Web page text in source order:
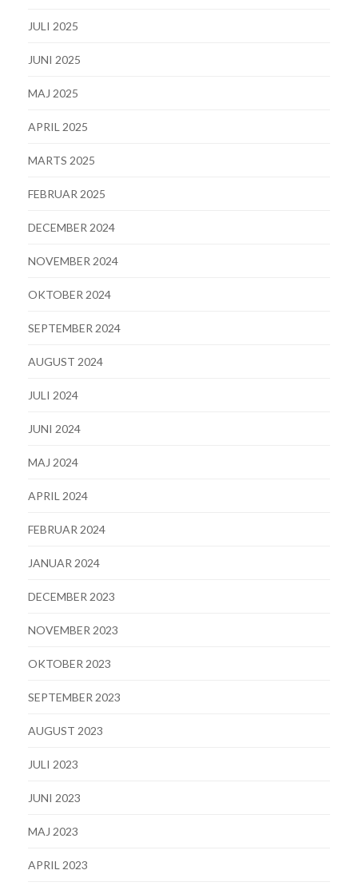
JULI 2025
JUNI 2025
MAJ 2025
APRIL 2025
MARTS 2025
FEBRUAR 2025
DECEMBER 2024
NOVEMBER 2024
OKTOBER 2024
SEPTEMBER 2024
AUGUST 2024
JULI 2024
JUNI 2024
MAJ 2024
APRIL 2024
FEBRUAR 2024
JANUAR 2024
DECEMBER 2023
NOVEMBER 2023
OKTOBER 2023
SEPTEMBER 2023
AUGUST 2023
JULI 2023
JUNI 2023
MAJ 2023
APRIL 2023